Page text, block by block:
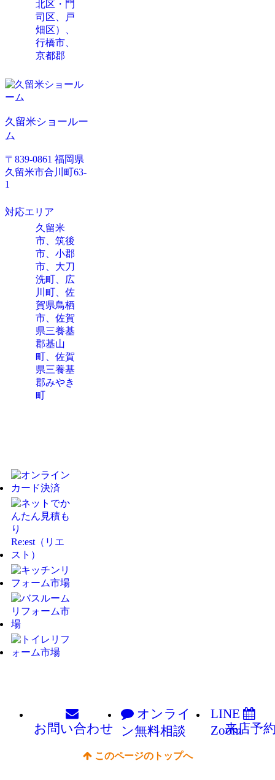
北区・門
司区、戸
畑区）、
行橋市、
京都郡
久留米ショールー
ム
〒839-0861 福岡県
久留米市合川町63-
1
対応エリア
久留米
市、筑後
市、小郡
市、大刀
洗町、広
川町、佐
賀県鳥栖
市、佐賀
県三養基
郡基山
町、佐賀
県三養基
郡みやき
町
お問い合わせ
オンライ
ン無料相談
LINE
Zoom
来店予
このページのトップへ